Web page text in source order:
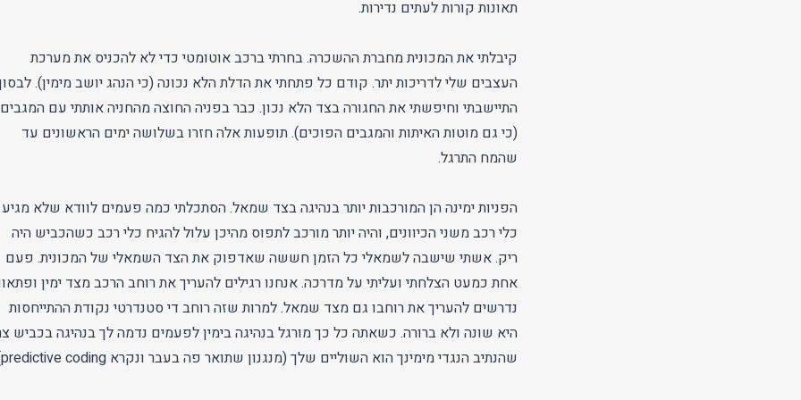
תאונות קורות לעתים נדירות.
קיבלתי את המכונית מחברת ההשכרה. בחרתי ברכב אוטומטי כדי לא להכניס את מערכת
העצבים שלי לדריכות יתר. קודם כל פתחתי את הדלת הלא נכונה (כי הנהג יושב מימין).
התיישבתי וחיפשתי את החגורה בצד הלא נכון. כבר בפניה החוצה מהחניה אותתי עם המגבים
(כי גם מוטות האיתות והמגבים הפוכים). תופעות אלה חזרו בשלושה ימים הראשונים עד
שהמח התרגל.
הפניות ימינה הן המורכבות יותר בנהיגה בצד שמאל. הסתכלתי כמה פעמים לוודא שלא מגיע
כלי רכב משני הכיוונים, והיה יותר מורכב לתפוס מהיכן עלול להגיח כלי רכב כשהכביש היה
ריק. אשתי שישבה לשמאלי כל הזמן חששה שאדפוק את הצד השמאלי של המכונית. פעם
אחת כמעט הצלחתי ועליתי על מדרכה. אנחנו רגילים להעריך את רוחב הרכב מצד ימין
נדרשים להעריך את רוחבו גם מצד שמאל. למרות שזה רוחב די סטנדרטי נקודת ההתייחסות
היא שונה ולא ברורה. כשאתה כל כך מורגל בנהיגה בימין לפעמים נדמה לך בנהיגה בכביש
שהנתיב הנגדי מימינך הוא השוליים שלך (מנגנון שתואר פה בעבר ונקרא predictive coding).